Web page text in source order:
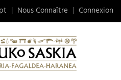
Nous Connaître Connexion